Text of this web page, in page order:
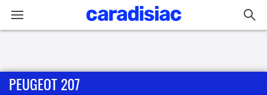
Accueil
PEUGEOT 207